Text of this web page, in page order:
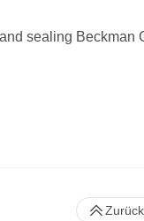
sealing Beckman